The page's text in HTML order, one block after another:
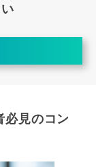
必見のコン